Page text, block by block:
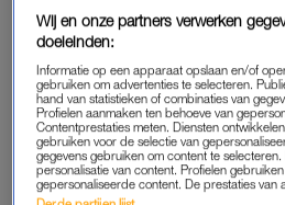
boekje
Dochter appt dat haar zoektocht
winkelstraten niks heeft opgeleverd.
Wij en onze partners verwerken
doeleinden:
Informatie op een apparaat opslaan en/of
gebruiken om advertenties te selecteren.
hand van statistieken of combinaties van
Profielen aanmaken ten behoeve van
Contentprestaties meten. Diensten
gebruiken voor de selectie van
gegevens gebruiken om content te
personalisatie van content. Profielen
gepersonaliseerde content. De prestaties van